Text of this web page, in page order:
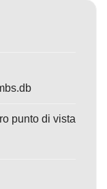
punto di vista